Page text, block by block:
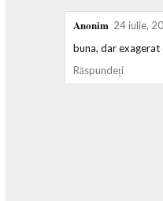
Anonim 24 iulie,
buna, dar exagerat
Răspundeți